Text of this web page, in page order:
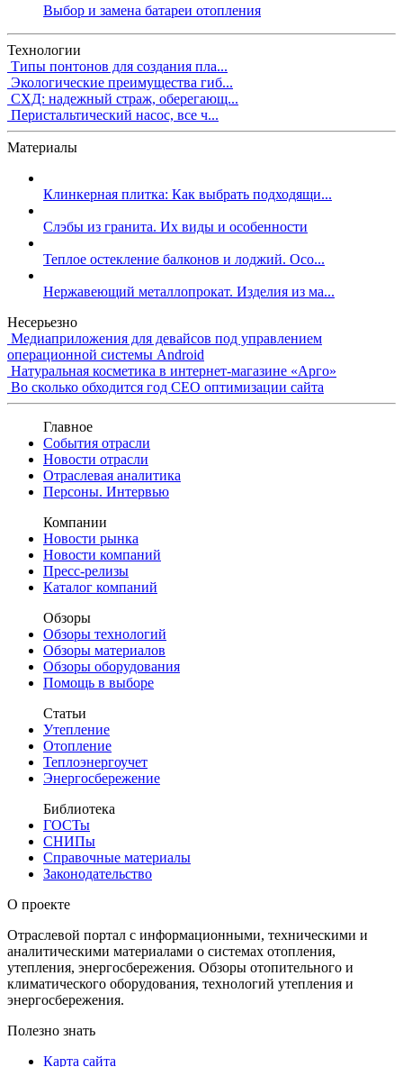
Выбор и замена батареи отопления
Технологии
Типы понтонов для создания пла...
Экологические преимущества гиб...
СХД: надежный страж, оберегающ...
Перистальтический насос, все ч...
Материалы
Клинкерная плитка: Как выбрать подходящи...
Слэбы из гранита. Их виды и особенности
Теплое остекление балконов и лоджий. Осо...
Нержавеющий металлопрокат. Изделия из ма...
Несерьезно
Медиаприложения для девайсов под управлением
операционной системы Android
Натуральная косметика в интернет-магазине «Арго»
Во сколько обходится год СЕО оптимизации сайта
Главное
События отрасли
Новости отрасли
Отраслевая аналитика
Персоны. Интервью
Компании
Новости рынка
Новости компаний
Пресс-релизы
Каталог компаний
Обзоры
Обзоры технологий
Обзоры материалов
Обзоры оборудования
Помощь в выборе
Статьи
Утепление
Отопление
Теплоэнергоучет
Энергосбережение
Библиотека
ГОСТы
СНИПы
Справочные материалы
Законодательство
О проекте
Отраслевой портал с информационными, техническими и
аналитическими материалами о системах отопления,
утепления, энергосбережения. Обзоры отопительного и
климатического оборудования, технологий утепления и
энергосбережения.
Полезно знать
Карта сайта